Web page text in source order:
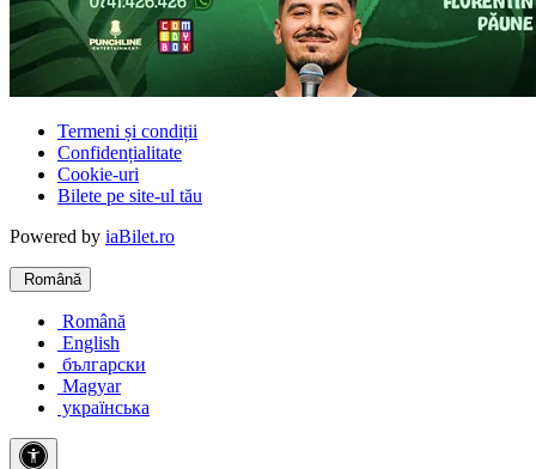
Termeni și condiții
Confidențialitate
Cookie-uri
Bilete pe site-ul tău
Powered by iaBilet.ro
Română
Română
English
български
Magyar
українська